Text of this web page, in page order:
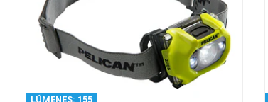
LÚMENES: 155